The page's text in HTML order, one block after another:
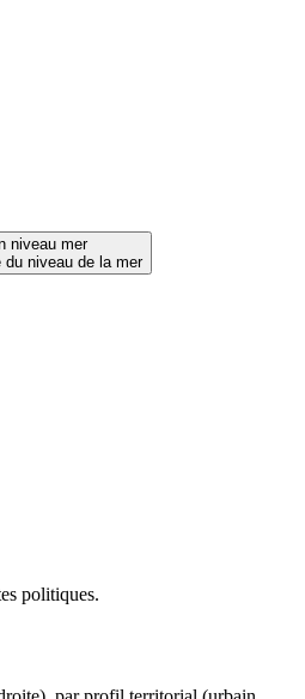
niveau mer
du niveau de la mer
politiques.